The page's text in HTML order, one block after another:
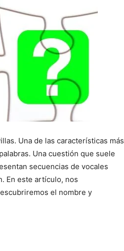
Una de las características más
Una cuestión que suele
secuencias de vocales
En este artículo, nos
el nombre y